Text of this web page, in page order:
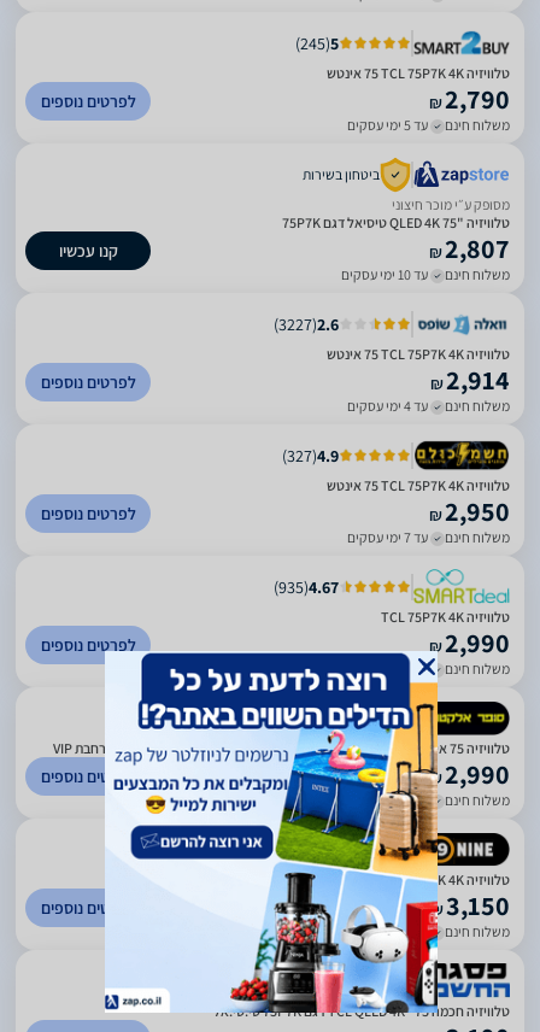
5
(
245
)
טלוויזיה TCL 75P7K 4K ‏75 ‏אינטש
₪2,790
משלוח חינם עד 5 ימי עסקים
לפרטים נוספים
ביטחון בשירות
מסופק ע״י מוכר חיצוני
טלוויזיה "75 QLED 4K טיסיאל דגם 75P7K
₪2,807
משלוח חינם עד 10 ימי עסקים
קנו עכשיו
2.6
(
3227
)
טלוויזיה TCL 75P7K 4K ‏75 ‏אינטש
₪2,914
משלוח חינם עד 4 ימי עסקים
לפרטים נוספים
4.9
(
327
)
טלוויזיה TCL 75P7K 4K ‏75 ‏אינטש
₪2,950
משלוח חינם עד 7 ימי עסקים
לפרטים נוספים
4.67
(
935
)
טלוויזיה TCL 75P7K 4K
₪2,990
משלוח חינם עד 7 ימי עסקים
לפרטים נוספים
4.54
(
549
טלוויזיה 75 אינץ TCL 75P7K QLED יבואן רשמי סי דאטה C-DATA אחריות מורחבת VIP
₪2,990
משלוח חינם עד 10 ימי עסקים
לפרטים נוספים
3.2
(
20
)
טלוויזיה TCL 75P7K 4K ‏75 ‏אינטש
₪3,150
משלוח חינם עד 7 ימי עסקים
לפרטים נוספים
4.45
(
225
)
טלוויזיה חכמה 75'' TCL QLED 4K דגם 75P7K טי.סי.אל